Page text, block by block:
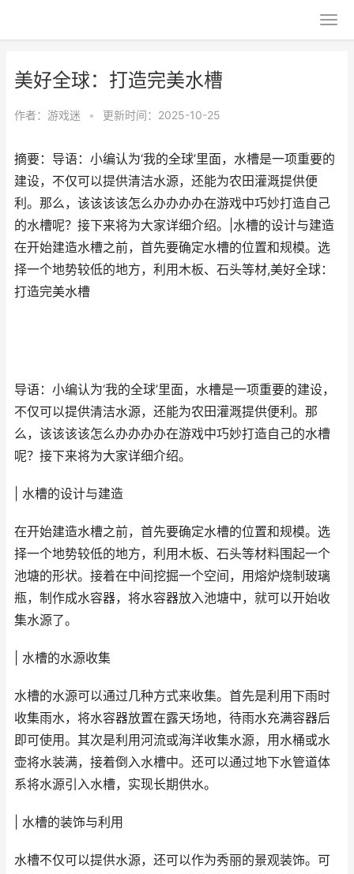
美好全球：打造完美水槽
作者： 游戏迷 • 更新时间：2025-10-25
摘要：导语：小编认为‘我的全球’里面，水槽是一项重要的
建设，不仅可以提供清洁水源，还能为农田灌溉提供便
利。那么，该该该该怎么办办办办在游戏中巧妙打造自己
的水槽呢？接下来将为大家详细介绍。|水槽的设计与建造
在开始建造水槽之前，首先要确定水槽的位置和规模。选
择一个地势较低的地方，利用木板、石头等材,美好全球：
打造完美水槽
导语：小编认为‘我的全球’里面，水槽是一项重要的建设，
不仅可以提供清洁水源，还能为农田灌溉提供便利。那
么，该该该该怎么办办办办在游戏中巧妙打造自己的水槽
呢？接下来将为大家详细介绍。
| 水槽的设计与建造
在开始建造水槽之前，首先要确定水槽的位置和规模。选
择一个地势较低的地方，利用木板、石头等材料围起一个
池塘的形状。接着在中间挖掘一个空间，用熔炉烧制玻璃
瓶，制作成水容器，将水容器放入池塘中，就可以开始收
集水源了。
| 水槽的水源收集
水槽的水源可以通过几种方式来收集。首先是利用下雨时
收集雨水，将水容器放置在露天场地，待雨水充满容器后
即可使用。其次是利用河流或海洋收集水源，用水桶或水
壶将水装满，接着倒入水槽中。还可以通过地下水管道体
系将水源引入水槽，实现长期供水。
| 水槽的装饰与利用
水槽不仅可以提供水源，还可以作为秀丽的景观装饰。可